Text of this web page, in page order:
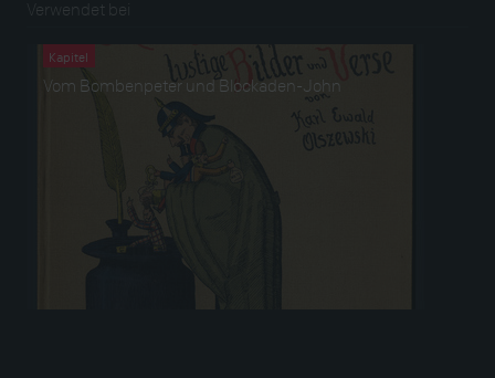
Verwendet bei
Kapitel
Vom Bombenpeter und Blockaden-John